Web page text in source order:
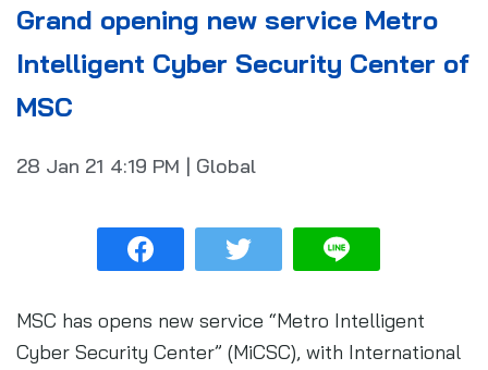
Grand opening new service Metro
Intelligent Cyber Security Center of
MSC
28 Jan 21 4:19 PM | Global
MSC has opens new service “Metro Intelligent
Cyber Security Center” (MiCSC), with International